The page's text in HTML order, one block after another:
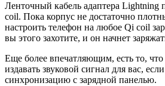
Ленточный кабель адаптера Lightning
coil. Пока корпус не достаточно
настроить телефон на любое Qi coil
вы этого захотите, и он начнет
Еще более впечатляющим, есть то, что
издавать звуковой сигнал для вас,
синхронизацию с зарядной панелью.